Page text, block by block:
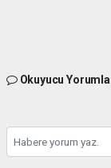
Okuyucu